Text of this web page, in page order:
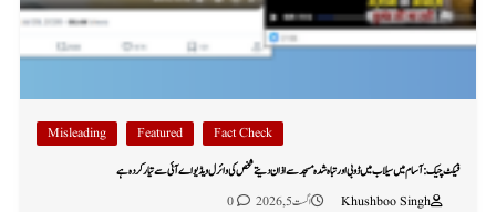
Fact Check
Featured
Misleading
فیکٹ چیک: آسام میں سیلاب میں ڈوبی اور تباہ شدہ مسجد سے اذان دیتے شخص کی وائرل ویڈیو اے آئی سے تیار کردہ ہے
Khushboo Singh
اگست 5, 2026 0